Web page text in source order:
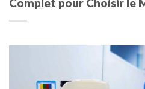
Complet pour Choisir le